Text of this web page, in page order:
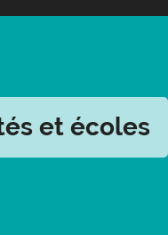
et écoles